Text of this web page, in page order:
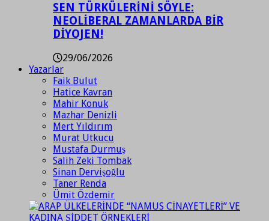
SEN TÜRKÜLERİNİ SÖYLE:
NEOLİBERAL ZAMANLARDA BİR
DİYOJEN!
29/06/2026
Yazarlar
Faik Bulut
Hatice Kavran
Mahir Konuk
Mazhar Denizli
Mert Yıldırım
Murat Utkucu
Mustafa Durmuş
Salih Zeki Tombak
Sinan Dervişoğlu
Taner Renda
Ümit Özdemir